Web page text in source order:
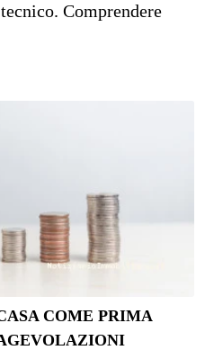
Comprendere
COME PRIMA